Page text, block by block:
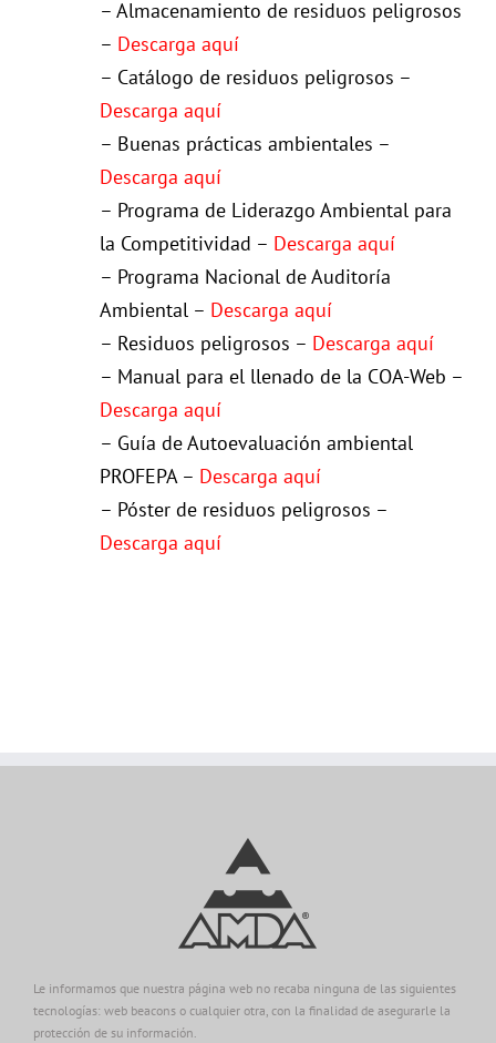
– Almacenamiento de residuos peligrosos
– Descarga aquí
– Catálogo de residuos peligrosos –
Descarga aquí
– Buenas prácticas ambientales –
Descarga aquí
– Programa de Liderazgo Ambiental para
la Competitividad – Descarga aquí
– Programa Nacional de Auditoría
Ambiental – Descarga aquí
– Residuos peligrosos – Descarga aquí
– Manual para el llenado de la COA-Web –
Descarga aquí
– Guía de Autoevaluación ambiental
PROFEPA – Descarga aquí
– Póster de residuos peligrosos –
Descarga aquí
Le informamos que nuestra página web no recaba ninguna de las siguientes
tecnologías: web beacons o cualquier otra, con la finalidad de asegurarle la
protección de su información.